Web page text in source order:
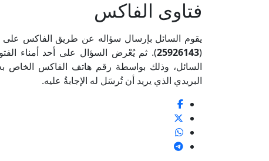
فتاوى الفاكس
يقوم السائل بإرسال سؤاله عن طريق الفاكس على
(
25926143). ثم يُعْرض السؤال على أحد أمناء
السائل، وذلك بواسطة رقم هاتف الفاكس الخاص
البريدي الذي يريد أن تُرسَل له الإجابةُ عليه.